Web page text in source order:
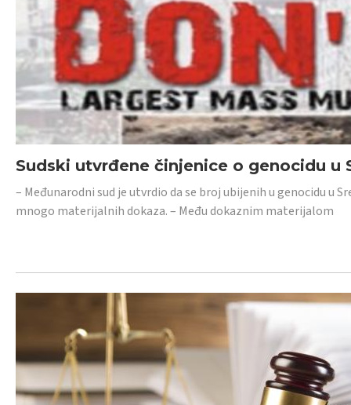
Sudski utvrđene činjenice o genocidu u
– Međunarodni sud je utvrdio da se broj ubijenih u genocidu u
mnogo materijalnih dokaza. – Među dokaznim materijalom